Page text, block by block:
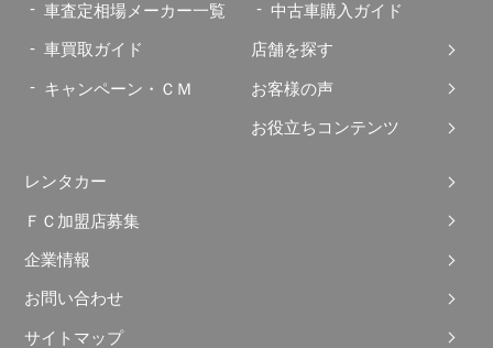
車査定相場メーカー一覧
車買取ガイド
キャンペーン・ＣＭ
中古車購入ガイド
店舗を探す
お客様の声
お役立ちコンテンツ
レンタカー
ＦＣ加盟店募集
企業情報
お問い合わせ
サイトマップ